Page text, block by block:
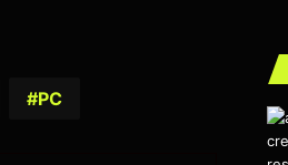
PC